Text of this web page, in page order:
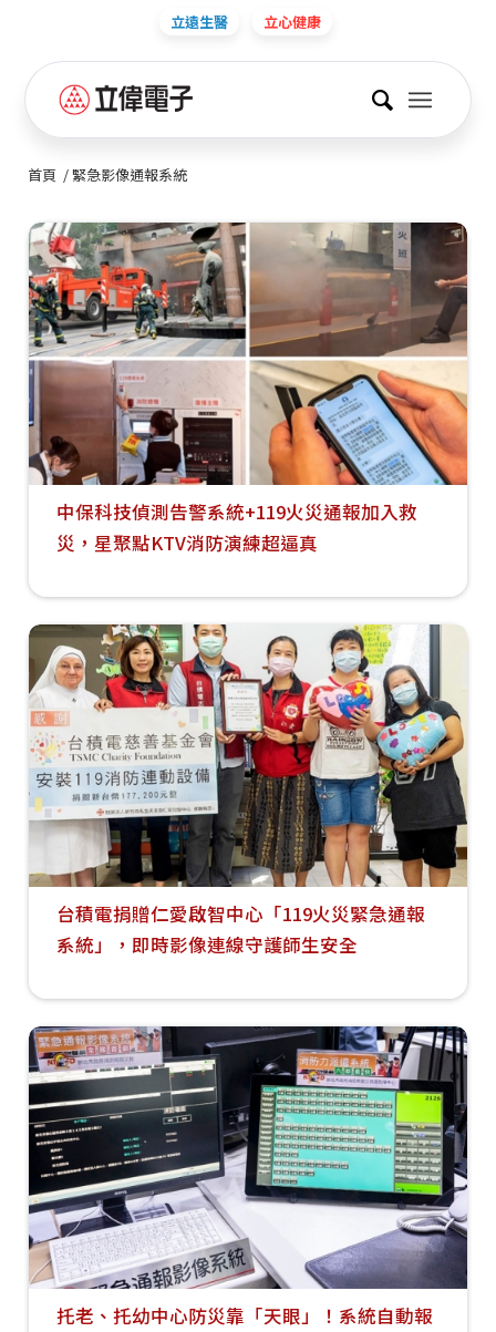
立遠生醫 立心健康
首頁 /緊急影像通報系統
中保科技偵測告警系統+119火災通報加入救
災，星聚點KTV消防演練超逼真
台積電捐贈仁愛啟智中心「119火災緊急通報
系統」，即時影像連線守護師生安全
托老、托幼中心防災靠「天眼」！系統自動報